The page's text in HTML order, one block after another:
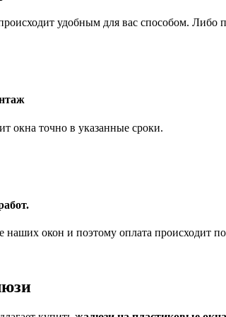
удобным для вас способом. Либо
окна точно в указанные сроки.
окон и поэтому оплата происходит